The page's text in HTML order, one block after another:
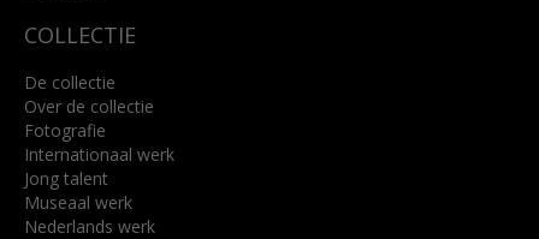
COLLECTIE
De collectie
Over de collectie
Fotografie
Internationaal werk
Jong talent
Museaal werk
Nederlands werk